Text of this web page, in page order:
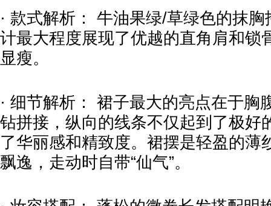
· 款式解析： 牛油果绿/草绿色的抹
计最大程度展现了优越的直角肩和锁
显瘦。
· 细节解析： 裙子最大的亮点在于胸
钻拼接，纵向的线条不仅起到了极好
了华丽感和精致度。裙摆是轻盈的薄
飘逸，走动时自带“仙气”。